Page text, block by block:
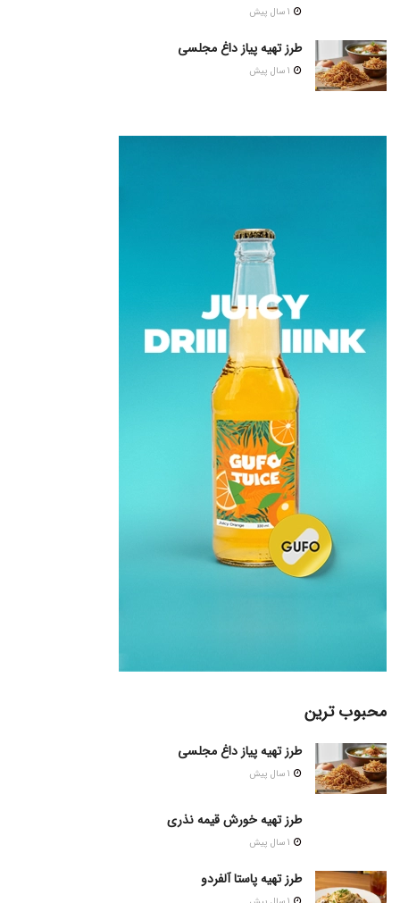
طرز تهیه پیاز داغ مجلسی
محبوب ترین
طرز تهیه پیاز داغ مجلسی
طرز تهیه خورش قیمه نذری
طرز تهیه پاستا آلفردو